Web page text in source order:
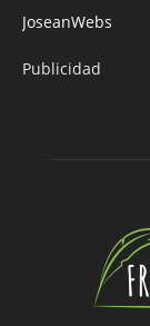
JoseanWebs
Publicidad